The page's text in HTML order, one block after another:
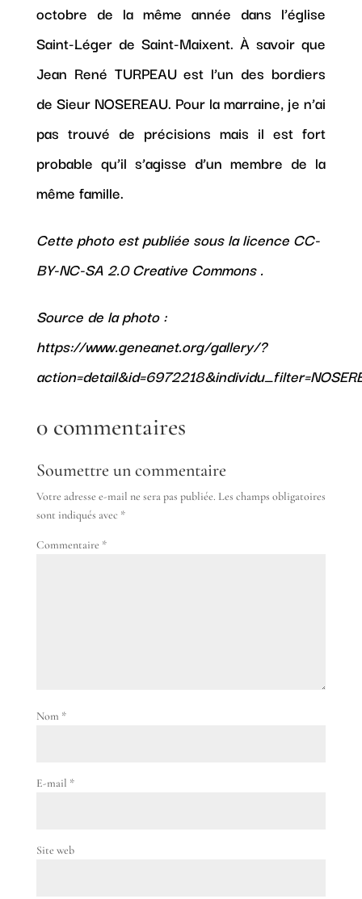
octobre de la même année dans l’église
Saint-Léger de Saint-Maixent. À savoir que
Jean René TURPEAU est l’un des bordiers
de Sieur NOSEREAU. Pour la marraine, je n’ai
pas trouvé de précisions mais il est fort
probable qu’il s’agisse d’un membre de la
même famille.
Cette photo est publiée sous la licence CC-
BY-NC-SA 2.0 Creative Commons.
Source de la photo :
https://www.geneanet.org/gallery/?
0 commentaires
Soumettre un commentaire
Votre adresse e-mail ne sera pas publiée. Les champs obligatoires
sont indiqués avec *
Commentaire *
Nom *
E-mail *
Site web